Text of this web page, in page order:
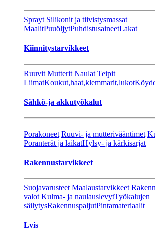
Sprayt Silikonit ja tiivistysmassat
MaalitPuuöljytPuhdistusaineetLakat
Kiinnitystarvikkeet
Ruuvit Mutterit Naulat Teipit
LiimatKoukut,haat,klemmarit,lukot
Sähkö-ja akkutyökalut
Porakoneet Ruuvi- ja mutterivääntimet
Poranterät ja laikatHylsy- ja kärkisarjat
Rakennustarvikkeet
Suojavarusteet Maalaustarvikkeet
valot Kulma- ja naulauslevytTyökalujen
säilytysRakennuspaljutPintamateriaalit
Lvis